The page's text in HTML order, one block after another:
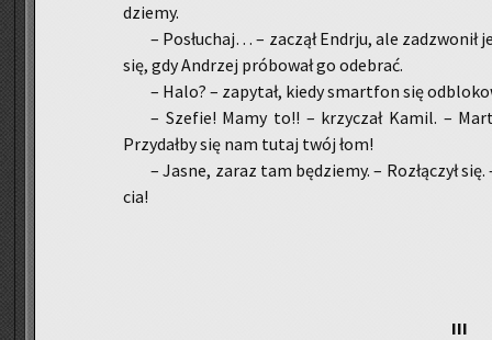
dzie­my.
– Po­słu­chaj… – za­czął En­dr­ju, ale
się, gdy An­drzej pró­bo­wał go ode­brać.
– Halo? – za­py­tał, kiedy smart­fon się
– Sze­fie! Mamy to!! – krzy­czał Kamil. –
Przy­dał­by się nam tutaj twój łom!
– Jasne, zaraz tam bę­dzie­my. – Roz­łą­czył
cia!
III